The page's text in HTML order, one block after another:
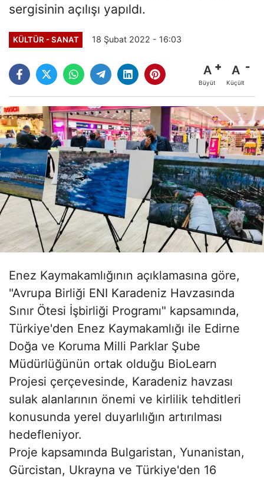
sergisinin açılışı yapıldı.
KÜLTÜR - SANAT 18 Şubat 2022 - 16:03
A
Büyüt
A
Küçült
Enez Kaymakamlığının açıklamasına göre,
"Avrupa Birliği ENI Karadeniz Havzasında
Sınır Ötesi İşbirliği Programı" kapsamında,
Türkiye'den Enez Kaymakamlığı ile Edirne
Doğa ve Koruma Milli Parklar Şube
Müdürlüğünün ortak olduğu BioLearn
Projesi çerçevesinde, Karadeniz havzası
sulak alanlarının önemi ve kirlilik tehditleri
konusunda yerel duyarlılığın artırılması
hedefleniyor.
Proje kapsamında Bulgaristan, Yunanistan,
Gürcistan, Ukrayna ve Türkiye'den 16